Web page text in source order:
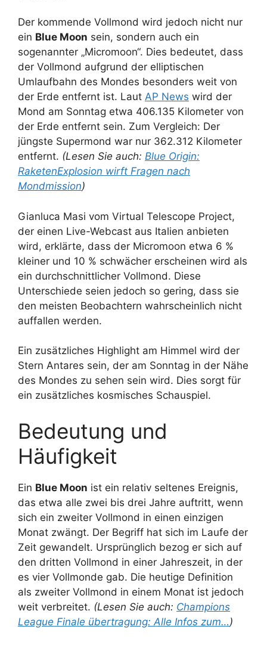
Der kommende Vollmond wird jedoch nicht nur
ein Blue Moon sein, sondern auch ein
sogenannter „Micromoon“. Dies bedeutet, dass
der Vollmond aufgrund der elliptischen
Umlaufbahn des Mondes besonders weit von
der Erde entfernt ist. Laut AP News wird der
Mond am Sonntag etwa 406.135 Kilometer von
der Erde entfernt sein. Zum Vergleich: Der
jüngste Supermond war nur 362.312 Kilometer
entfernt. (Lesen Sie auch: Blue Origin:
RaketenExplosion wirft Fragen nach
Mondmission)
Gianluca Masi vom Virtual Telescope Project,
der einen Live-Webcast aus Italien anbieten
wird, erklärte, dass der Micromoon etwa 6 %
kleiner und 10 % schwächer erscheinen wird als
ein durchschnittlicher Vollmond. Diese
Unterschiede seien jedoch so gering, dass sie
den meisten Beobachtern wahrscheinlich nicht
auffallen werden.
Ein zusätzliches Highlight am Himmel wird der
Stern Antares sein, der am Sonntag in der Nähe
des Mondes zu sehen sein wird. Dies sorgt für
ein zusätzliches kosmisches Schauspiel.
Bedeutung und
Häufigkeit
Ein Blue Moon ist ein relativ seltenes Ereignis,
das etwa alle zwei bis drei Jahre auftritt, wenn
sich ein zweiter Vollmond in einen einzigen
Monat zwängt. Der Begriff hat sich im Laufe der
Zeit gewandelt. Ursprünglich bezog er sich auf
den dritten Vollmond in einer Jahreszeit, in der
es vier Vollmonde gab. Die heutige Definition
als zweiter Vollmond in einem Monat ist jedoch
weit verbreitet. (Lesen Sie auch: Champions
League Finale übertragung: Alle Infos zum…)